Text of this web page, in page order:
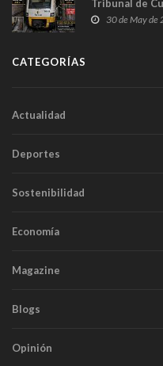
Tribunal de
sobrecoste
30 de May de
CATEGORÍAS
Actualidad
Deportes
Sostenibilidad
Economía
Magazine
Blogs
Opinión